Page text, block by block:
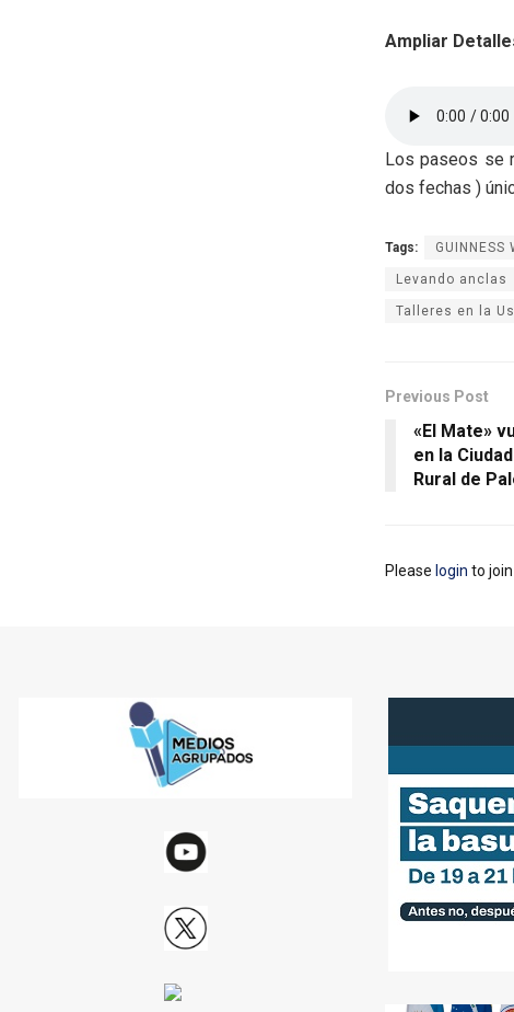
Ampliar
Los paseos se
dos fechas )
Tags: GUINNESS
Levando anclas
Talleres en la
Previous Post
«El Mate»
en la
Rural de
Please login to